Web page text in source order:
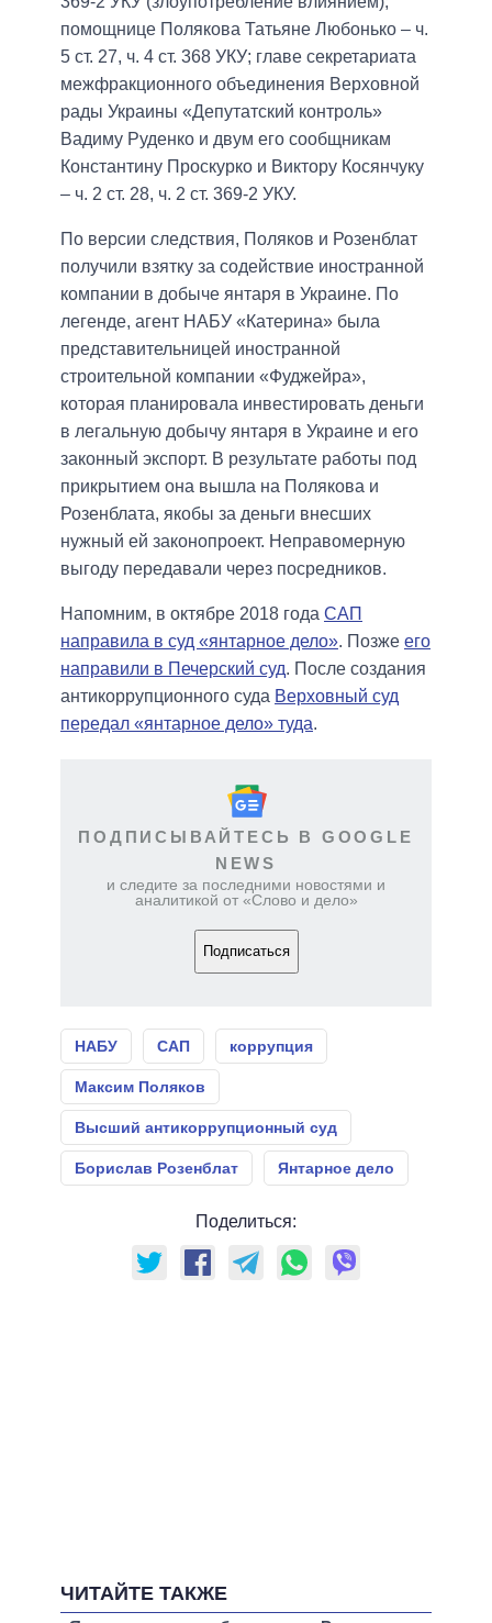
помощнице Полякова Татьяне Любонько – ч.
5 ст. 27, ч. 4 ст. 368 УКУ; главе секретариата
межфракционного объединения Верховной
рады Украины «Депутатский контроль»
Вадиму Руденко и двум его сообщникам
Константину Проскурко и Виктору Косянчуку
– ч. 2 ст. 28, ч. 2 ст. 369-2 УКУ.
По версии следствия, Поляков и Розенблат
получили взятку за содействие иностранной
компании в добыче янтаря в Украине. По
легенде, агент НАБУ «Катерина» была
представительницей иностранной
строительной компании «Фуджейра»,
которая планировала инвестировать деньги
в легальную добычу янтаря в Украине и его
законный экспорт. В результате работы под
прикрытием она вышла на Полякова и
Розенблата, якобы за деньги внесших
нужный ей законопроект. Неправомерную
выгоду передавали через посредников.
Напомним, в октябре 2018 года САП
направила в суд «янтарное дело». Позже его
направили в Печерский суд. После создания
антикоррупционного суда Верховный суд
передал «янтарное дело» туда.
ПОДПИСЫВАЙТЕСЬ В GOOGLE
NEWS
и следите за последними новостями и
аналитикой от «Слово и дело»
Подписаться
НАБУ САП коррупция
Максим Поляков
Высший антикоррупционный суд
Борислав Розенблат Янтарное дело
Поделиться:
ЧИТАЙТЕ ТАКЖЕ